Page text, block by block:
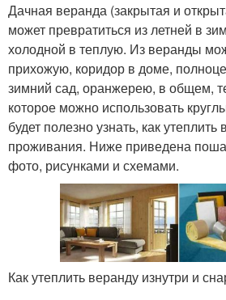
Дачная веранда (закрытая и
может превратиться из летней в
холодной в теплую. Из веранды
прихожую, коридор в доме,
зимний сад, оранжерею, в общем,
которое можно использовать
будет полезно узнать, как
проживания. Ниже приведена
фото, рисунками и схемами.
Как утеплить веранду изнутри и